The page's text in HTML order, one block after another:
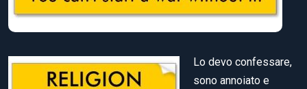
Lo devo confessare,
sono annoiato e